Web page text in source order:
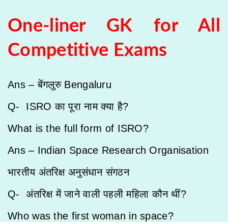
One-liner GK for All
Competitive Exams
Ans – बेंगलुरु Bengaluru
Q- ISRO का पूरा नाम क्या है?
What is the full form of ISRO?
Ans – Indian Space Research Organisation
भारतीय अंतरिक्ष अनुसंधान संगठन
Q- अंतरिक्ष में जाने वाली पहली महिला कौन थीं?
Who was the first woman in space?